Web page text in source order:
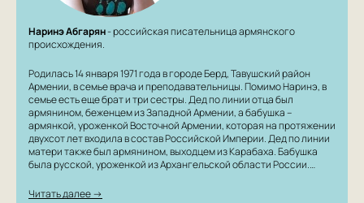
Наринэ Абгарян- российская писательница армянского
происхождения.
Родилась 14 января 1971 года в городе Берд, Тавушский район
Армении, в семье врача и преподавательницы. Помимо Наринэ, в
семье есть еще брат и три сестры. Дед по линии отца был
армянином, беженцем из Западной Армении, а бабушка –
армянкой, уроженкой Восточной Армении, которая на протяжении
двухсот лет входила в состав Российской Империи. Дед по линии
матери также был армянином, выходцем из Карабаха. Бабушка
была русской, уроженкой из Архангельской области России.…
Читать далее →